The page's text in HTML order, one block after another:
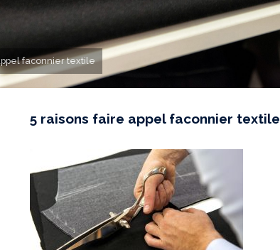
faconnier textile
5 raisons faire appel faconnier textile